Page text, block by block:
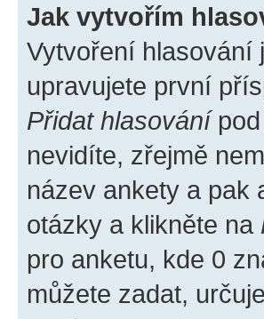
Jak vytvořím
Vytvoření hlasování
upravujete první
Přidat hlasovánípod
nevidíte, zřejmě
název ankety a pak
otázky a klikněte na
pro anketu, kde 0
můžete zadat,